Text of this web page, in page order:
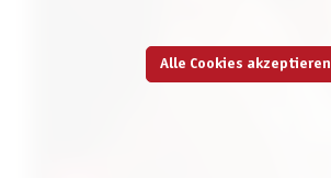
Alle Cookies akzeptieren